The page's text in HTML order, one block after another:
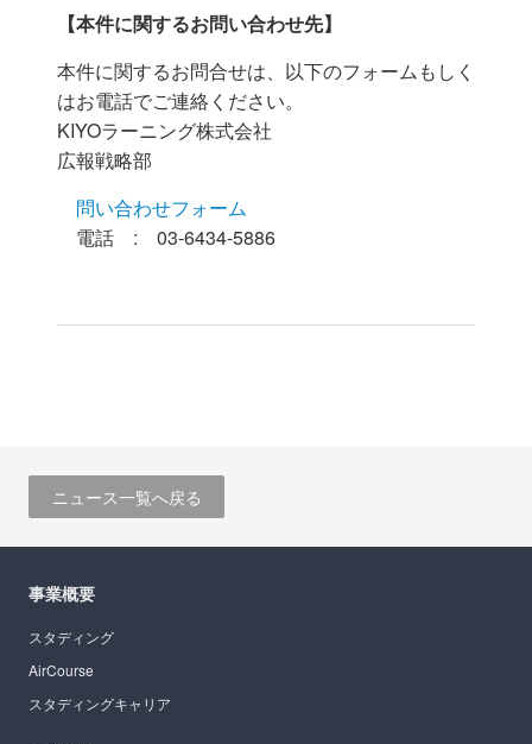
【本件に関するお問い合わせ先】
本件に関するお問合せは、以下のフォームもしく
はお電話でご連絡ください。
KIYOラーニング株式会社
広報戦略部
問い合わせフォーム
電話 : 03-6434-5886
ニュース一覧へ戻る
事業概要
スタディング
AirCourse
スタディングキャリア